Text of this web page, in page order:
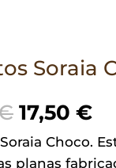
Soraia
El
precio
original
17,50 €El
Choco.
planas